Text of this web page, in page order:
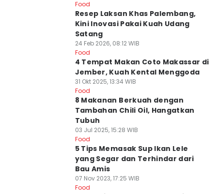
Food
Resep Laksan Khas Palembang,
Kini Inovasi Pakai Kuah Udang
Satang
24 Feb 2026, 08:12 WIB
Food
4 Tempat Makan Coto Makassar di
Jember, Kuah Kental Menggoda
31 Okt 2025, 13:34 WIB
Food
8 Makanan Berkuah dengan
Tambahan Chili Oil, Hangatkan
Tubuh
03 Jul 2025, 15:28 WIB
Food
5 Tips Memasak Sup Ikan Lele
yang Segar dan Terhindar dari
Bau Amis
07 Nov 2023, 17:25 WIB
Food